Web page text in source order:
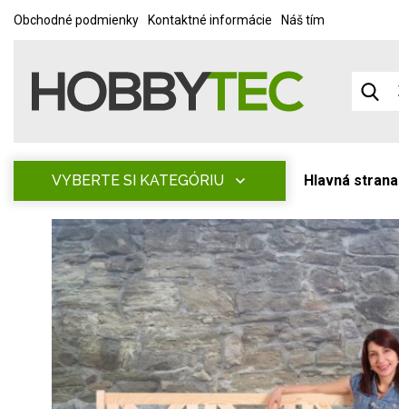
Obchodné podmienky Kontaktné informácie Náš tím
VYBERTE SI KATEGÓRIU Hlavná strana